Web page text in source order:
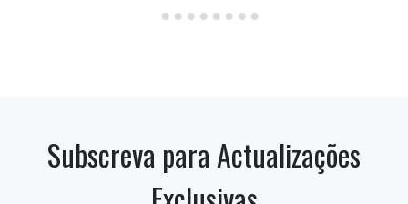
Subscreva para Actualizações